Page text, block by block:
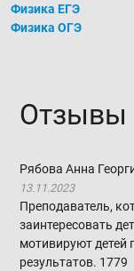
Физика ЕГЭ
Физика ОГЭ
Отзывы
Рябова Анна
13.11.2023
Преподаватель,
заинтересовать
мотивируют детей
результатов. 1779